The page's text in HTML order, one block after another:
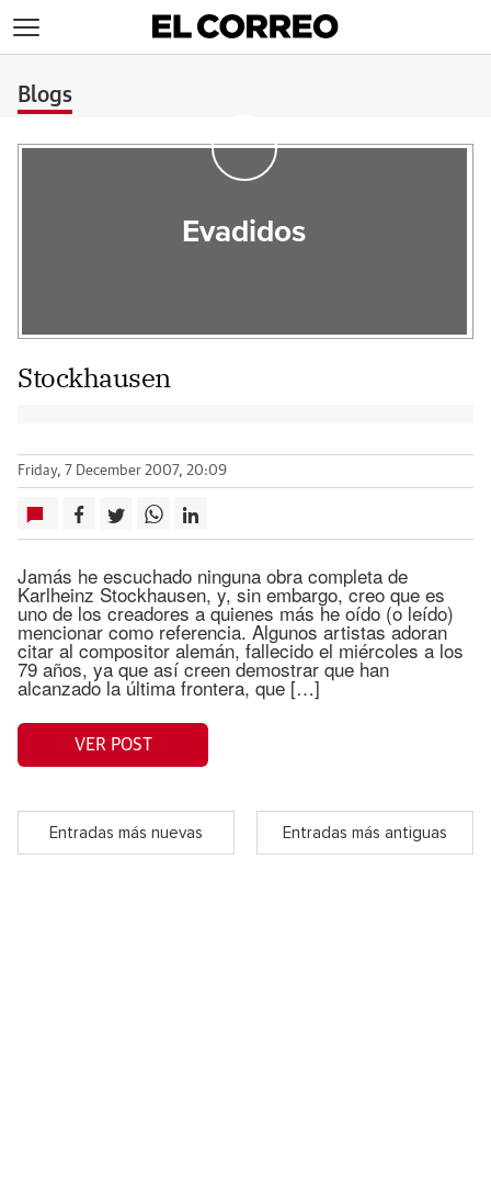
Blogs
Evadidos
Stockhausen
Friday, 7 December 2007, 20:09
Jamás he escuchado ninguna obra completa de
Karlheinz Stockhausen, y, sin embargo, creo que es
uno de los creadores a quienes más he oído (o leído)
mencionar como referencia. Algunos artistas adoran
citar al compositor alemán, fallecido el miércoles a los
79 años, ya que así creen demostrar que han
alcanzado la última frontera, que […]
VER POST
Entradas más nuevas Entradas más antiguas